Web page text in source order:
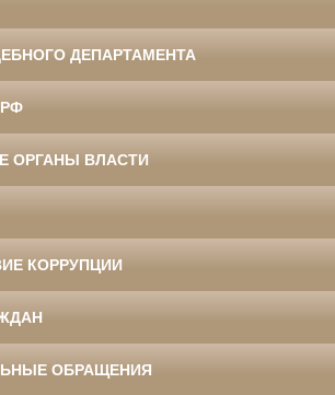
ДЕПАРТАМЕНТА
ОРГАНЫ ВЛАСТИ
КОРРУПЦИИ
ОБРАЩЕНИЯ